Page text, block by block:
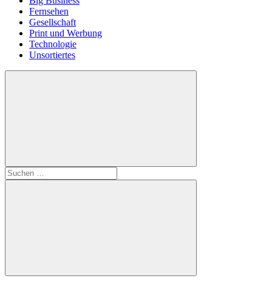
Fernsehen
Gesellschaft
Print und Werbung
Technologie
Unsortiertes
Suchen
nach:
Suchen